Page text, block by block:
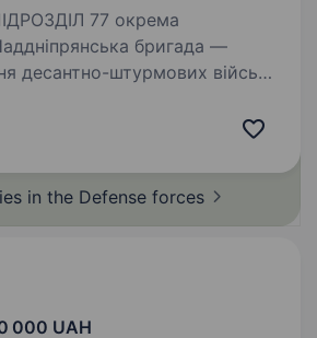
бригада —
десантно-штурмових військ
in the Defense forces
000 UAH